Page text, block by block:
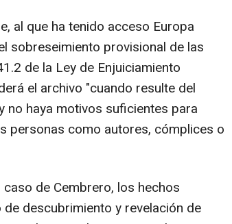
al que ha tenido acceso Europa
sobreseimiento provisional de las
de la Ley de Enjuiciamiento
el archivo "cuando resulte del
no haya motivos suficientes para
personas como autores, cómplices o
de Cembrero, los hechos
descubrimiento y revelación de